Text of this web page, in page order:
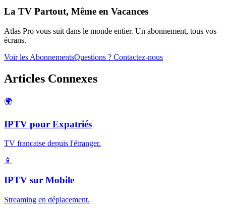
La TV Partout, Même en Vacances
Atlas Pro vous suit dans le monde entier. Un abonnement, tous vos
écrans.
Voir les AbonnementsQuestions ? Contactez-nous
Articles Connexes
🌍
IPTV pour Expatriés
TV française depuis l'étranger.
📱
IPTV sur Mobile
Streaming en déplacement.